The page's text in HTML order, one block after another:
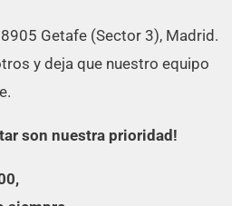
Getafe (Sector 3), Madrid.
y deja que nuestro equipo
son nuestra prioridad!